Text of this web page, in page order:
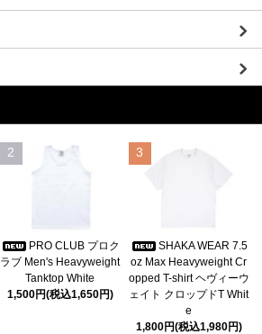
2
PRO CLUB プロク
ラブ Men's Heavyweight
Tanktop White
1,500円(税込1,650円)
3
SHAKA WEAR 7.5
oz Max Heavyweight Cr
opped T-shirt ヘヴィーウ
ェイト クロップドT Whit
e
1,800円(税込1,980円)